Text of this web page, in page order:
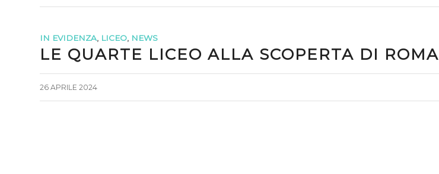
IN EVIDENZA, LICEO, NEWS
LE QUARTE LICEO ALLA SCOPERTA DI ROMA
26 APRILE 2024